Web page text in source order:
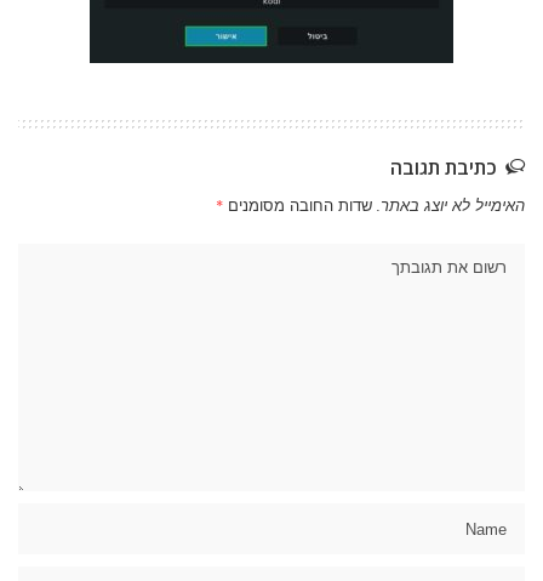
כתיבת תגובה
האימייל לא יוצג באתר. שדות החובה מסומנים *